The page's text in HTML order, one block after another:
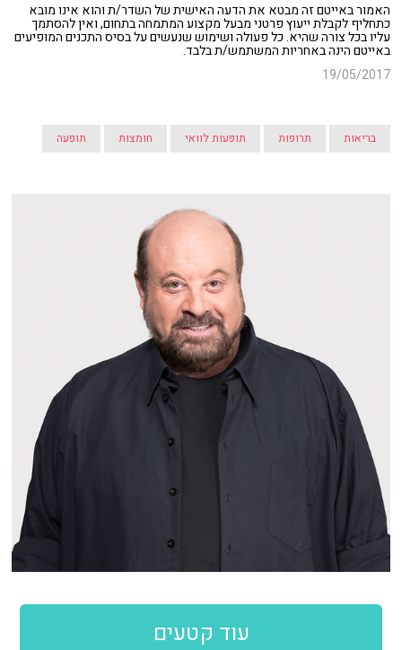
האמור באייטם זה מבטא את הדעה האישית של השדר/ת והוא אינו מובא
כתחליף לקבלת ייעוץ פרטני מבעל מקצוע המתמחה בתחום, ואין להסתמך
עליו בכל צורה שהיא. כל פעולה ושימוש שנעשים על בסיס התכנים המופיעים
באייטם הינה באחריות המשתמש/ת בלבד.
19/05/2017
בריאות תרופות תופעות לוואי חומצות תופעה
עוד קטעים